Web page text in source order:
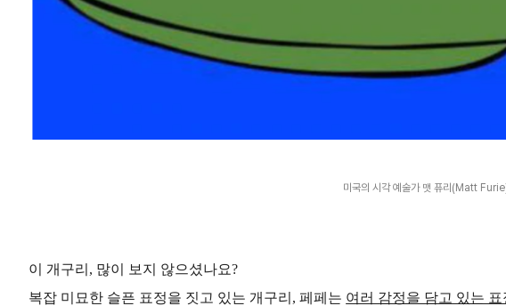
미국의 시각 예술가 맷 퓨리(Matt
이 개구리, 많이 보지 않으셨나요?
복잡 미묘한 슬픈 표정을 짓고 있는 개구리, 페페는 여러 감정을 담고 있는